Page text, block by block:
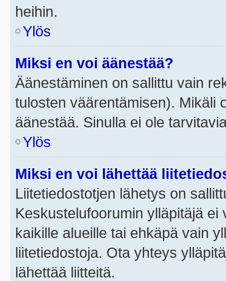
heihin.
Ylös
Miksi en voi äänestää?
Äänestäminen on sallittu vain
tulosten väärentämisen). Mikäli
äänestää. Sinulla ei ole
Ylös
Miksi en voi lähettää
Liitetiedostotjen lähetys on
Keskustelufoorumin ylläpitäjä
kaikille alueille tai ehkäpä vain
liitetiedostoja. Ota yhteys
lähettää liitteitä.